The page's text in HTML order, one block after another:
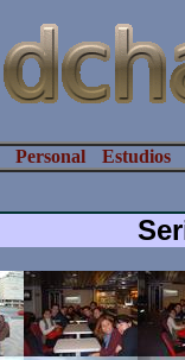
Personal Estudios